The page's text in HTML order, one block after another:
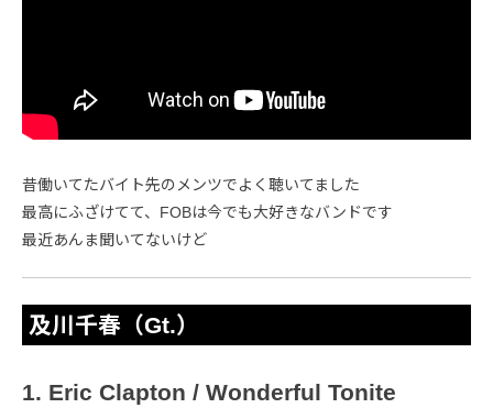
昔働いてたバイト先のメンツでよく聴いてました
最高にふざけてて、FOBは今でも大好きなバンドです
最近あんま聞いてないけど
及川千春（Gt.）
1. Eric Clapton / Wonderful Tonite